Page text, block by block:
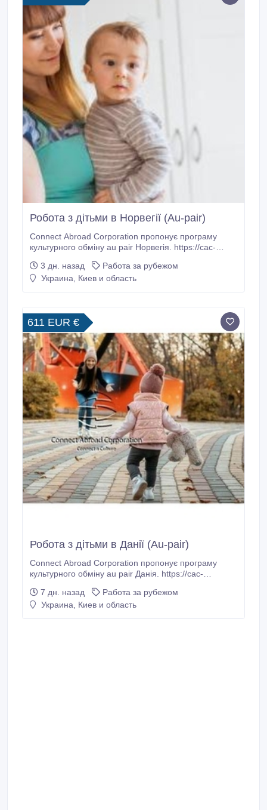
Робота з дітьми в Норвегії (Au-pair)
Connect Abroad Corporation пропонує програму
культурного обміну au pair Норвегія. https://cac-
дітьми • Середня англійська • Відсутність власних
дітей Обов'язки: 1. Робота з дітьми в приймаючої
3 дн. назад
Работа за рубежом
Украина, Киев и область
611 EUR €
Робота з дітьми в Данії (Au-pair)
Connect Abroad Corporation пропонує програму
культурного обміну au pair Данія. https://cac-
дітьми • Середня англійська • Відсутність власних
дітей Обов'язки: 1. Робота з дітьми в приймаючої
7 дн. назад
Работа за рубежом
Украина, Киев и область